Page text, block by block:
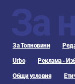
За
За Топновини
Urbo Реклама -
Общи условия